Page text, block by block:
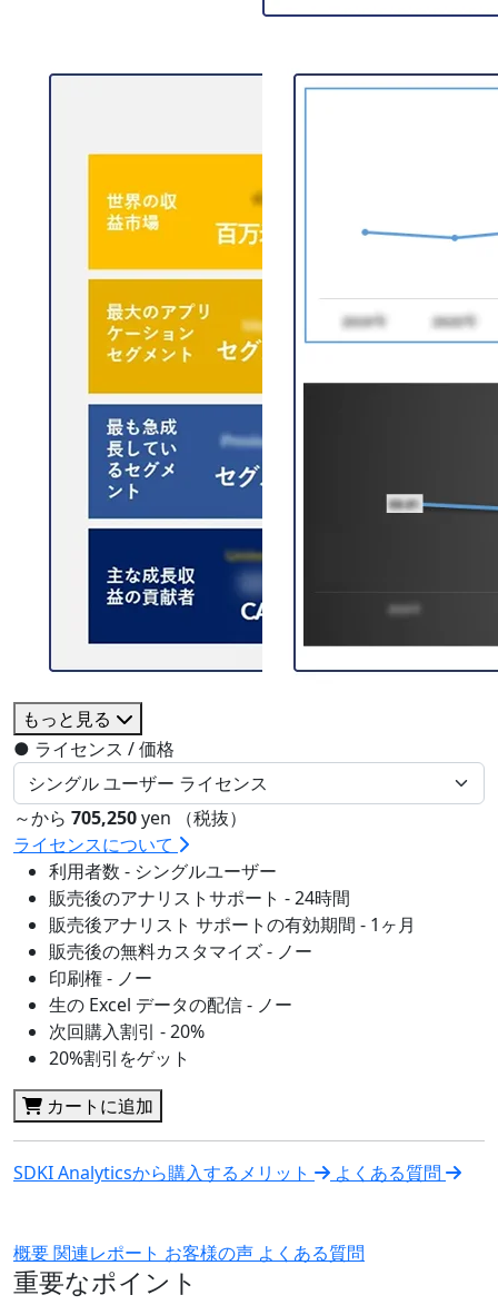
もっと見る
● ライセンス / 価格
～から 705,250yen （税抜）
ライセンスについて
利用者数 - シングルユーザー
販売後のアナリストサポート - 24時間
販売後アナリスト サポートの有効期間 - 1ヶ月
販売後の無料カスタマイズ - ノー
印刷権 - ノー
生の Excel データの配信 - ノー
次回購入割引 - 20%
20%割引をゲット
カートに追加
SDKI Analyticsから購入するメリット よくある質問
概要関連レポート お客様の声 よくある質問
重要なポイント